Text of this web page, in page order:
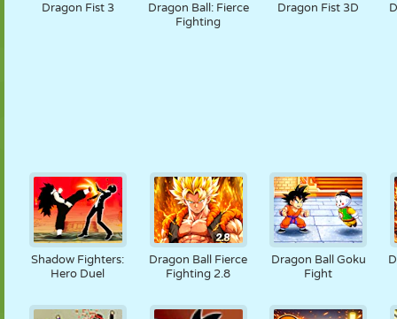
Dragon Fist 3
Dragon Ball: Fierce
Fighting
Dragon Fist 3D
Shadow Fighters:
Hero Duel
Dragon Ball Fierce
Fighting 2.8
Dragon Ball Goku
Fight